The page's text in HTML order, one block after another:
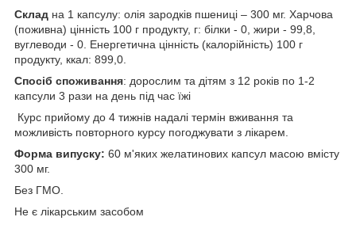
Склад на 1 капсулу: олія зародків пшениці – 300 мг. Харчова
(поживна) цінність 100 г продукту, г: білки - 0, жири - 99,8,
вуглеводи - 0. Енергетична цінність (калорійність) 100 г
продукту, ккал: 899,0.
Спосіб споживання: дорослим та дітям з 12 років по 1-2
капсули 3 рази на день під час їжі
Курс прийому до 4 тижнів надалі термін вживання та
можливість повторного курсу погоджувати з лікарем.
Форма випуску: 60 м'яких желатинових капсул масою вмісту
300 мг.
Без ГМО.
Не є лікарським засобом